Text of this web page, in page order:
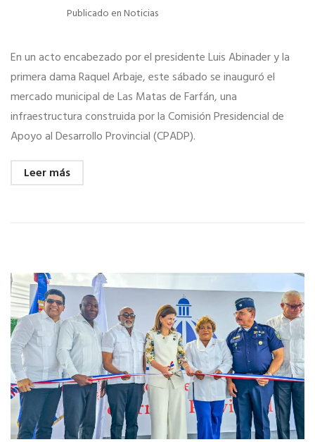
Publicado enNoticias
En un acto encabezado por el presidente Luis Abinader y la
primera dama Raquel Arbaje, este sábado se inauguró el
mercado municipal de Las Matas de Farfán, una
infraestructura construida por la Comisión Presidencial de
Apoyo al Desarrollo Provincial (CPADP).
Leer más